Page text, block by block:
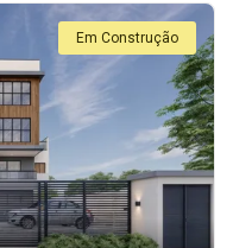
Em Construção